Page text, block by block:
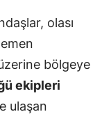
olası
bölgeye
ekipleri
ulaşan